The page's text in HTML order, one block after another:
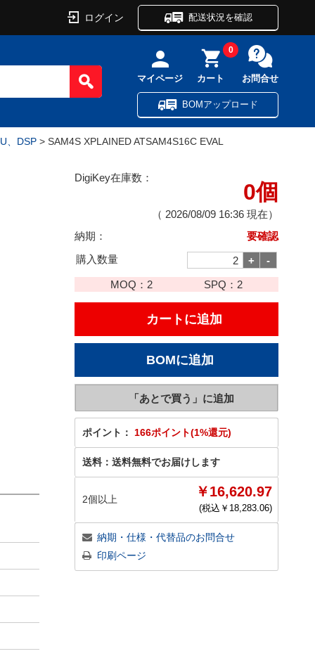
ログイン 配送状況を確認
マイページ カート
0
お問合せ
BOMアップロード
、DSP > SAM4S XPLAINED ATSAM4S16C EVAL
DigiKey在庫数：
0個
（ 2026/08/09 16:36 現在）
納期：
要確認
購入数量
MOQ： 2 SPQ： 2
ポイント： 166ポイント(1%還元)
送料： 送料無料でお届けします
2個以上 ￥16,620.97
(税込￥ 18,283.06)
納期・仕様・代替品のお問合せ
印刷ページ